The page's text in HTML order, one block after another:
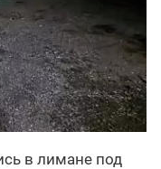
в лимане под